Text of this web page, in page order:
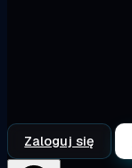
Zaloguj się